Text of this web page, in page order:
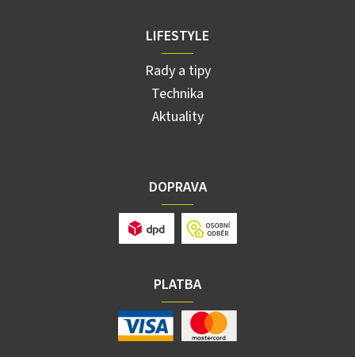
LIFESTYLE
Rady a tipy
Technika
Aktuality
DOPRAVA
PLATBA